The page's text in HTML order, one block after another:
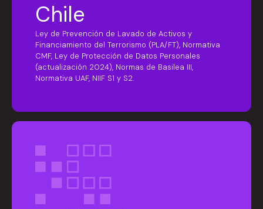
Chile
Ley de Prevención de Lavado de Activos y
Financiamiento del Terrorismo (PLA/FT), Normativa
CMF, Ley de Protección de Datos Personales
(actualización 2024), Normas de Basilea III,
Normativa UAF, NIIF S1 y S2.